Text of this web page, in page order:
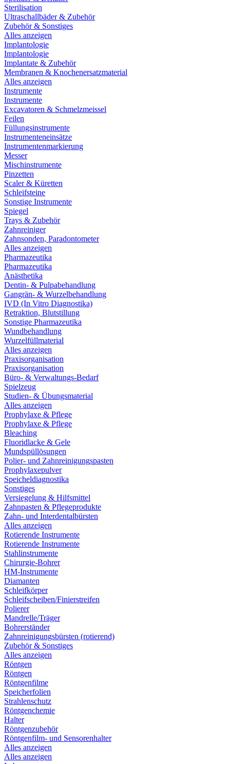
Sterilisation
Ultraschallbäder & Zubehör
Zubehör & Sonstiges
Alles anzeigen
Implantologie
Implantologie
Implantate & Zubehör
Membranen & Knochenersatzmaterial
Alles anzeigen
Instrumente
Instrumente
Excavatoren & Schmelzmeissel
Feilen
Füllungsinstrumente
Instrumenteneinsätze
Instrumentenmarkierung
Messer
Mischinstrumente
Pinzetten
Scaler & Küretten
Schleifsteine
Sonstige Instrumente
Spiegel
Trays & Zubehör
Zahnreiniger
Zahnsonden, Paradontometer
Alles anzeigen
Pharmazeutika
Pharmazeutika
Anästhetika
Dentin- & Pulpabehandlung
Gangrän- & Wurzelbehandlung
IVD (In Vitro Diagnostika)
Retraktion, Blutstillung
Sonstige Pharmazeutika
Wundbehandlung
Wurzelfüllmaterial
Alles anzeigen
Praxisorganisation
Praxisorganisation
Büro- & Verwaltungs-Bedarf
Spielzeug
Studien- & Übungsmaterial
Alles anzeigen
Prophylaxe & Pflege
Prophylaxe & Pflege
Bleaching
Fluoridlacke & Gele
Mundspüllösungen
Polier- und Zahnreinigungspasten
Prophylaxepulver
Speicheldiagnostika
Sonstiges
Versiegelung & Hilfsmittel
Zahnpasten & Pflegeprodukte
Zahn- und Interdentalbürsten
Alles anzeigen
Rotierende Instrumente
Rotierende Instrumente
Stahlinstrumente
Chirurgie-Bohrer
HM-Instrumente
Diamanten
Schleifkörper
Schleifscheiben/Finierstreifen
Polierer
Mandrelle/Träger
Bohrerständer
Zahnreinigungsbürsten (rotierend)
Zubehör & Sonstiges
Alles anzeigen
Röntgen
Röntgen
Röntgenfilme
Speicherfolien
Strahlenschutz
Röntgenchemie
Halter
Röntgenzubehör
Röntgenfilm- und Sensorenhalter
Alles anzeigen
Alles anzeigen